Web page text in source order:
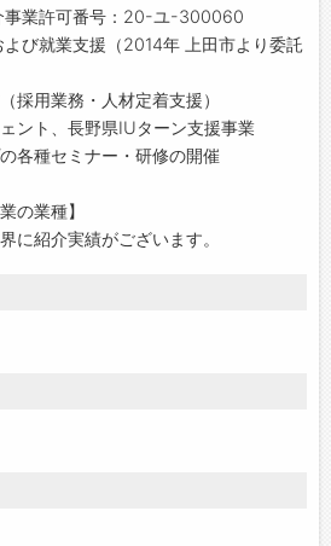
事業許可番号：20-ユ-300060
び就業支援（2014年 上田市より委託
採用業務・人材定着支援）
ント、長野県IUターン支援事業
各種セミナー・研修の開催
の業種】
に紹介実績がございます。